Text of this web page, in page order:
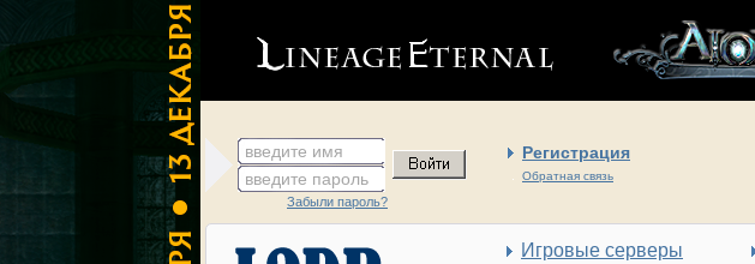
введите имя Регистрация
Обратная связь
введите пароль
Забыли пароль?
Игровые серверы